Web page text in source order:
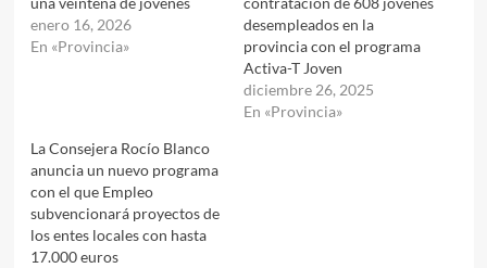
enero 16, 2026
En «Provincia»
desempleados en la
provincia con el programa
Activa-T Joven
diciembre 26, 2025
En «Provincia»
La Consejera Rocío Blanco
anuncia un nuevo programa
con el que Empleo
subvencionará proyectos de
los entes locales con hasta
17.000 euros